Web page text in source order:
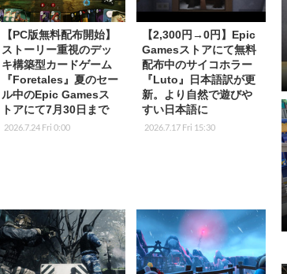
【PC版無料配布開始】
ストーリー重視のデッ
キ構築型カードゲーム
『Foretales』夏のセー
ル中のEpic Gamesス
トアにて7月30日まで
2026.7.24 Fri 0:00
【2,300円→0円】Epic
Gamesストアにて無料
配布中のサイコホラー
『Luto』日本語訳が更
新。より自然で遊びや
すい日本語に
2026.7.17 Fri 15:30